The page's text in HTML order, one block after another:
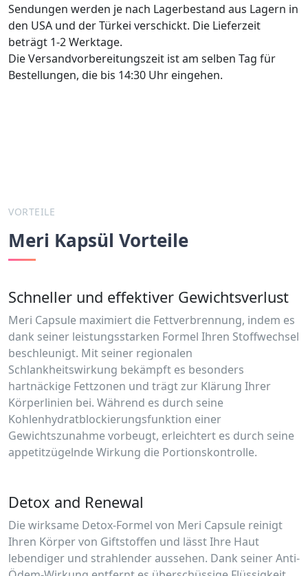
Sendungen werden je nach Lagerbestand aus Lagern in
den USA und der Türkei verschickt. Die Lieferzeit
beträgt 1-2 Werktage.
Die Versandvorbereitungszeit ist am selben Tag für
Bestellungen, die bis 14:30 Uhr eingehen.
VORTEILE
Meri Kapsül Vorteile
Schneller und effektiver Gewichtsverlust
Meri Capsule maximiert die Fettverbrennung, indem es
dank seiner leistungsstarken Formel Ihren Stoffwechsel
beschleunigt. Mit seiner regionalen
Schlankheitswirkung bekämpft es besonders
hartnäckige Fettzonen und trägt zur Klärung Ihrer
Körperlinien bei. Während es durch seine
Kohlenhydratblockierungsfunktion einer
Gewichtszunahme vorbeugt, erleichtert es durch seine
appetitzügelnde Wirkung die Portionskontrolle.
Detox and Renewal
Die wirksame Detox-Formel von Meri Capsule reinigt
Ihren Körper von Giftstoffen und lässt Ihre Haut
lebendiger und strahlender aussehen. Dank seiner Anti-